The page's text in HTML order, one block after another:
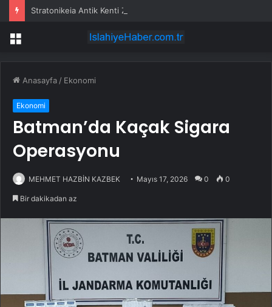
Stratonikeia Antik Kenti Ziyaretçi Akınına Uğradı
Menü
Anasayfa / Ekonomi
Ekonomi
Batman’da Kaçak Sigara
Operasyonu
MEHMET HAZBİN KAZBEK Mayıs 17, 2026 0 0
Bir dakikadan az